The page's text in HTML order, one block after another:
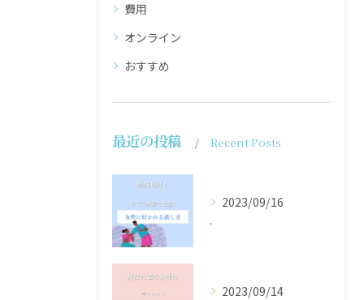
費用
オンライン
おすすめ
最近の投稿 Recent Posts
2023/09/16
.
2023/09/14